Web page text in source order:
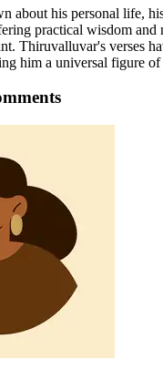
about his personal life,
practical wisdom and
Thiruvalluvar's verses
him a universal figure